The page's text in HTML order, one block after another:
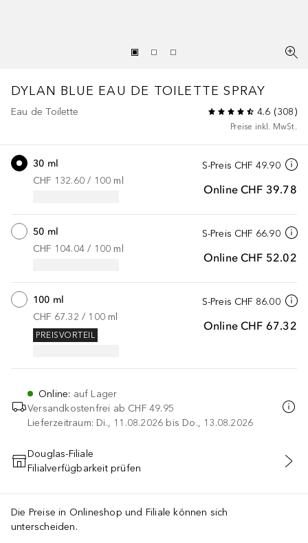
DYLAN BLUE EAU DE TOILETTE SPRAY
Eau de Toilette 4.6 (308)
Preise inkl. MwSt.
S-Preis CHF 49.90
Online CHF 39.78
30 ml
CHF 132.60 / 100 ml
S-Preis CHF 66.90
Online CHF 52.02
50 ml
CHF 104.04 / 100 ml
S-Preis CHF 86.00
Online CHF 67.32
100 ml
CHF 67.32 / 100 ml
PREISVORTEIL
Online: auf Lager
Versandkostenfrei ab CHF 49.95
Lieferzeitraum: Di., 11.08.2026 bis Do., 13.08.2026
IN DEN WARENKORB
Douglas-Filiale
Filialverfügbarkeit prüfen
Die Preise in Onlineshop und Filiale können sich
unterscheiden.